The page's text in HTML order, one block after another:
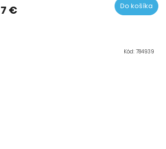
7 € Do košíka
Kód: 784939